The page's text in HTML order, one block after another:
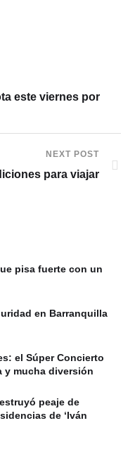
este viernes por
NEXT POST
para viajar
pisa fuerte con un
en Barranquilla
el Súper Concierto
y mucha diversión
peaje de
de ‘Iván